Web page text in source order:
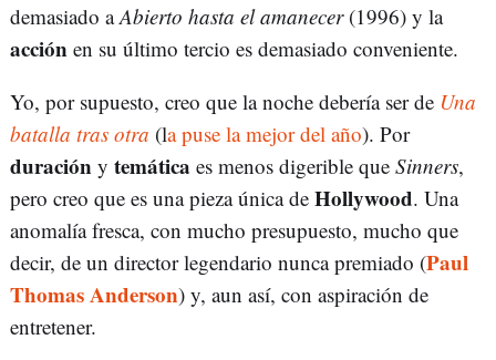
demasiado aAbierto hasta el amanecer(1996) y la
acción en su último tercio es demasiado conveniente.
Yo, por supuesto, creo que la noche debería ser de Una
batalla tras otra (la puse la mejor del año). Por
duración y temática es menos digerible que Sinners,
pero creo que es una pieza única de Hollywood. Una
anomalía fresca, con mucho presupuesto, mucho que
decir, de un director legendario nunca premiado (Paul
Thomas Anderson) y, aun así, con aspiración de
entretener.